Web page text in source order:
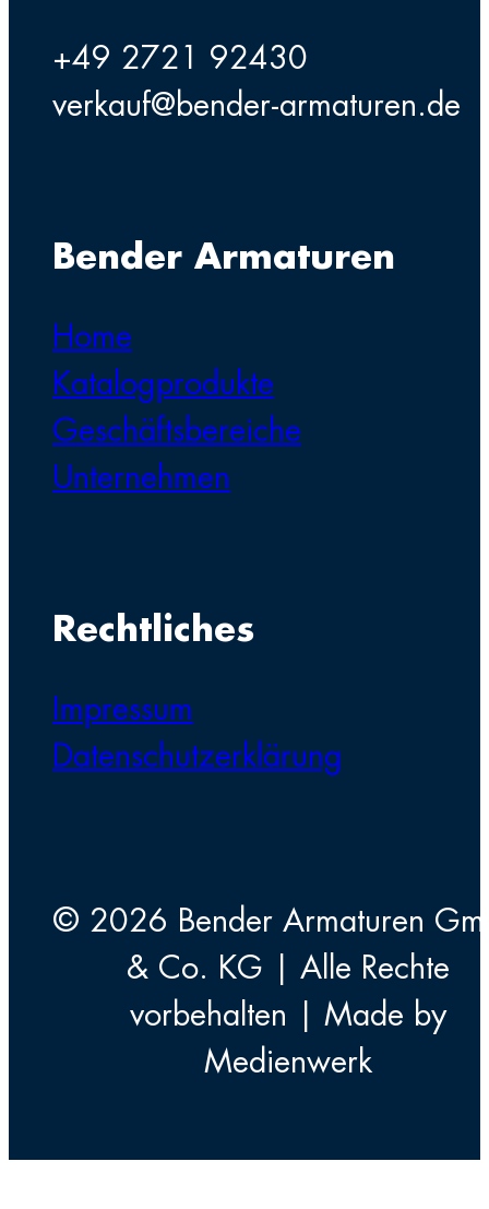
+49 2721 92430
verkauf@bender-armaturen.de
Bender Armaturen
Home
Katalogprodukte
Geschäftsbereiche
Unternehmen
Rechtliches
Impressum
Datenschutzerklärung
© 2026 Bender Armaturen
& Co. KG | Alle Rechte
vorbehalten | Made by
Medienwerk